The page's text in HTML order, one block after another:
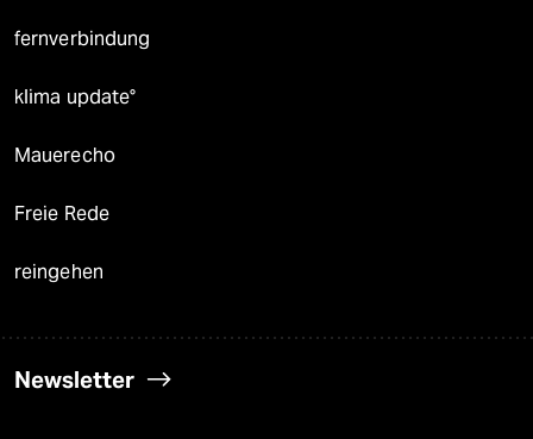
fernverbindung
klima update°
Mauerecho
Freie Rede
reingehen
Newsletter